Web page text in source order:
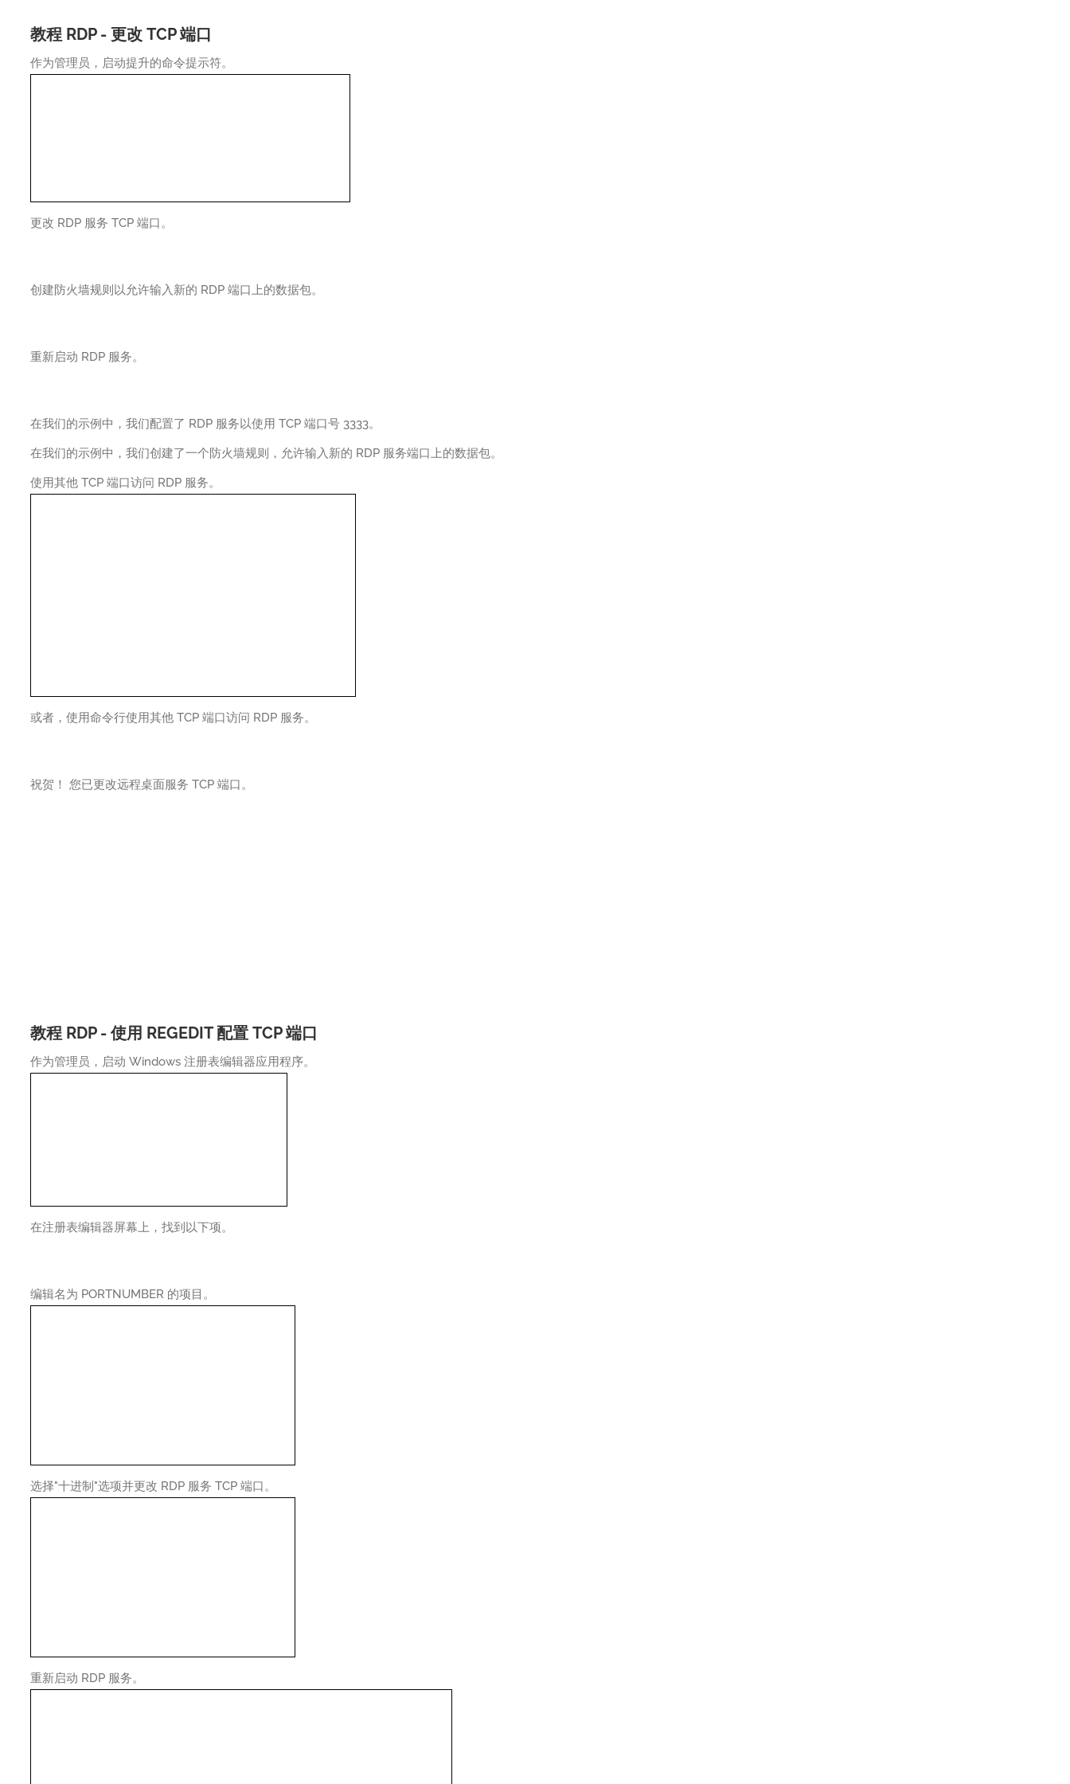
教程 RDP - 更改 TCP 端口
作为管理员，启动提升的命令提示符。
更改 RDP 服务 TCP 端口。
创建防火墙规则以允许输入新的 RDP 端口上的数据包。
重新启动 RDP 服务。
在我们的示例中，我们配置了 RDP 服务以使用 TCP 端口号 3333。
在我们的示例中，我们创建了一个防火墙规则，允许输入新的 RDP 服务端口上的数据包。
使用其他 TCP 端口访问 RDP 服务。
或者，使用命令行使用其他 TCP 端口访问 RDP 服务。
祝贺！ 您已更改远程桌面服务 TCP 端口。
教程 RDP - 使用 REGEDIT 配置 TCP 端口
作为管理员，启动 Windows 注册表编辑器应用程序。
在注册表编辑器屏幕上，找到以下项。
编辑名为 PORTNUMBER 的项目。
选择"十进制"选项并更改 RDP 服务 TCP 端口。
重新启动 RDP 服务。